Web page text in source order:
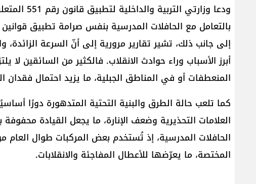
ودعا
بالتعامل مع الحافلات المدرسية بنفس صرامة تطبيق
إلى جانب ذلك، تشير تقارير مرورية إلى أنّ السرعة
أبرز الأسباب وراء حوادث الانقلاب. فالكثير من السائقين
المنعطفات أو في المناطق الجبلية، ما يزيد احتمال فقدان
كما تلعب حالة الطرق والبنية التحتية المتدهورة دورًا
العلامات التحذيرية وضعف الإنارة، ما يجعل القيادة
الحافلات المدرسية، إذ تُستخدم بعض المركبات طوال
المختصة، ما يعرّضها للأعطال المفاجئة والانقلابات.